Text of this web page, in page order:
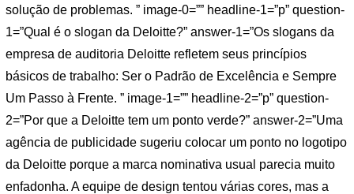
solução de problemas. ” image-0=”” headline-1=”p” question-
1=”Qual é o slogan da Deloitte?” answer-1=”Os slogans da
empresa de auditoria Deloitte refletem seus princípios
básicos de trabalho: Ser o Padrão de Excelência e Sempre
Um Passo à Frente. ” image-1=”” headline-2=”p” question-
2=”Por que a Deloitte tem um ponto verde?” answer-2=”Uma
agência de publicidade sugeriu colocar um ponto no logotipo
da Deloitte porque a marca nominativa usual parecia muito
enfadonha. A equipe de design tentou várias cores, mas a